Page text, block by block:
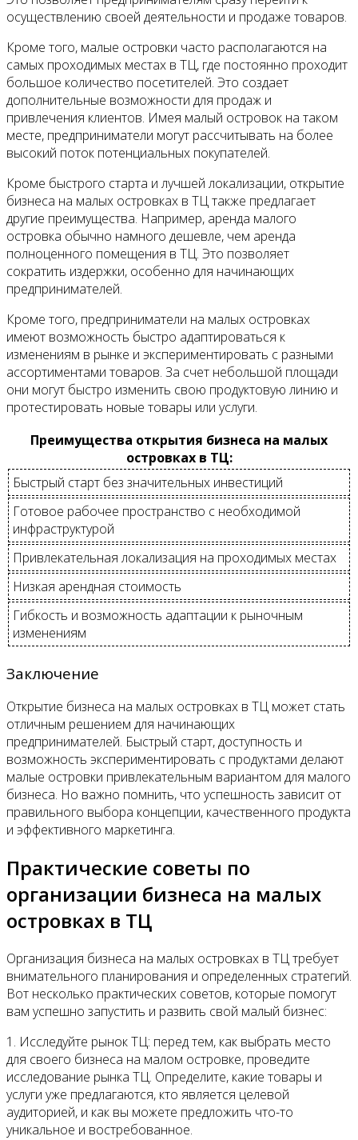
осуществлению своей деятельности и продаже товаров.
Кроме того, малые островки часто располагаются на
самых проходимых местах в ТЦ, где постоянно проходит
большое количество посетителей. Это создает
дополнительные возможности для продаж и
привлечения клиентов. Имея малый островок на таком
месте, предприниматели могут рассчитывать на более
высокий поток потенциальных покупателей.
Кроме быстрого старта и лучшей локализации, открытие
бизнеса на малых островках в ТЦ также предлагает
другие преимущества. Например, аренда малого
островка обычно намного дешевле, чем аренда
полноценного помещения в ТЦ. Это позволяет
сократить издержки, особенно для начинающих
предпринимателей.
Кроме того, предприниматели на малых островках
имеют возможность быстро адаптироваться к
изменениям в рынке и экспериментировать с разными
ассортиментами товаров. За счет небольшой площади
они могут быстро изменить свою продуктовую линию и
протестировать новые товары или услуги.
Преимущества открытия бизнеса на малых
островках в ТЦ:
Быстрый старт без значительных инвестиций
Готовое рабочее пространство с необходимой
инфраструктурой
Привлекательная локализация на проходимых местах
Низкая арендная стоимость
Гибкость и возможность адаптации к рыночным
изменениям
Заключение
Открытие бизнеса на малых островках в ТЦ может стать
отличным решением для начинающих
предпринимателей. Быстрый старт, доступность и
возможность экспериментировать с продуктами делают
малые островки привлекательным вариантом для малого
бизнеса. Но важно помнить, что успешность зависит от
правильного выбора концепции, качественного продукта
и эффективного маркетинга.
Практические советы по
организации бизнеса на малых
островках в ТЦ
Организация бизнеса на малых островках в ТЦ требует
внимательного планирования и определенных стратегий.
Вот несколько практических советов, которые помогут
вам успешно запустить и развить свой малый бизнес:
1. Исследуйте рынок ТЦ: перед тем, как выбрать место
для своего бизнеса на малом островке, проведите
исследование рынка ТЦ. Определите, какие товары и
услуги уже предлагаются, кто является целевой
аудиторией, и как вы можете предложить что-то
уникальное и востребованное.